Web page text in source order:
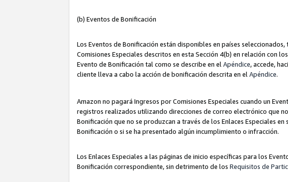
(b) Eventos de Bonificación
Los Eventos de Bonificación están disponibles en países seleccionados,
Comisiones Especiales descritos en esta Sección 4(b) en relación con
Evento de Bonificación tal como se describe en el Apéndice, accede,
cliente lleva a cabo la acción de bonificación descrita en el Apéndice.
Amazon no pagará Ingresos por Comisiones Especiales cuando un
registros realizados utilizando direcciones de correo electrónico que
Bonificación que no se produzcan a través de los Enlaces Especiales
Bonificación o si se ha presentado algún incumplimiento o infracción.
Los Enlaces Especiales a las páginas de inicio específicas para los
Bonificación correspondiente, sin detrimento de los Requisitos de